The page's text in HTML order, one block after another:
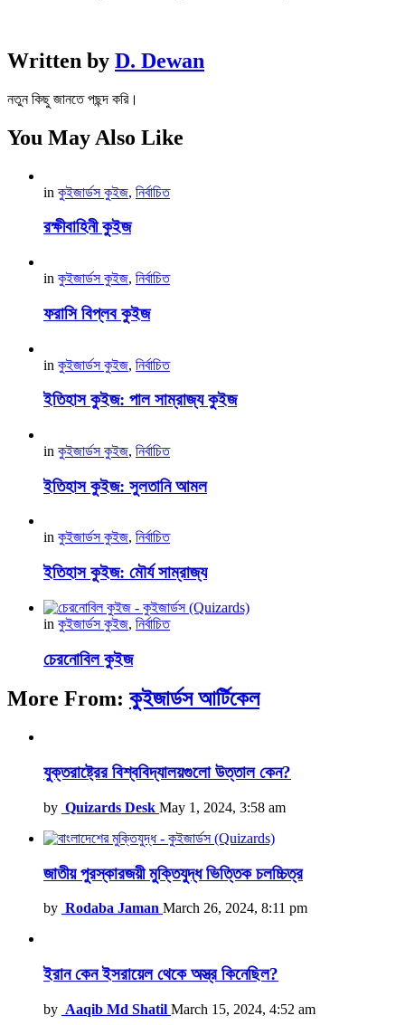
Written by D. Dewan
নতুন কিছু জানতে পছন্দ করি।
You May Also Like
in কুইজার্ডস কুইজ, নির্বাচিত
রক্ষীবাহিনী কুইজ
in কুইজার্ডস কুইজ, নির্বাচিত
ফরাসি বিপ্লব কুইজ
in কুইজার্ডস কুইজ, নির্বাচিত
ইতিহাস কুইজ: পাল সাম্রাজ্য কুইজ
in কুইজার্ডস কুইজ, নির্বাচিত
ইতিহাস কুইজ: সুলতানি আমল
in কুইজার্ডস কুইজ, নির্বাচিত
ইতিহাস কুইজ: মৌর্য সাম্রাজ্য
in কুইজার্ডস কুইজ, নির্বাচিত
চেরনোবিল কুইজ
More From: কুইজার্ডস আর্টিকেল
যুক্তরাষ্ট্রের বিশ্ববিদ্যালয়গুলো উত্তাল কেন?
by Quizards Desk May 1, 2024, 3:58 am
জাতীয় পুরস্কারজয়ী মুক্তিযুদ্ধ ভিত্তিক চলচ্চিত্র
by Rodaba Jaman March 26, 2024, 8:11 pm
ইরান কেন ইসরায়েল থেকে অস্ত্র কিনেছিল?
by Aaqib Md Shatil March 15, 2024, 4:52 am